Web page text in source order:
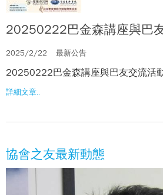
20250222巴金森講座與巴
2025/2/22 最新公告
20250222巴金森講座與巴友交流活
詳細文章..
協會之友最新動態